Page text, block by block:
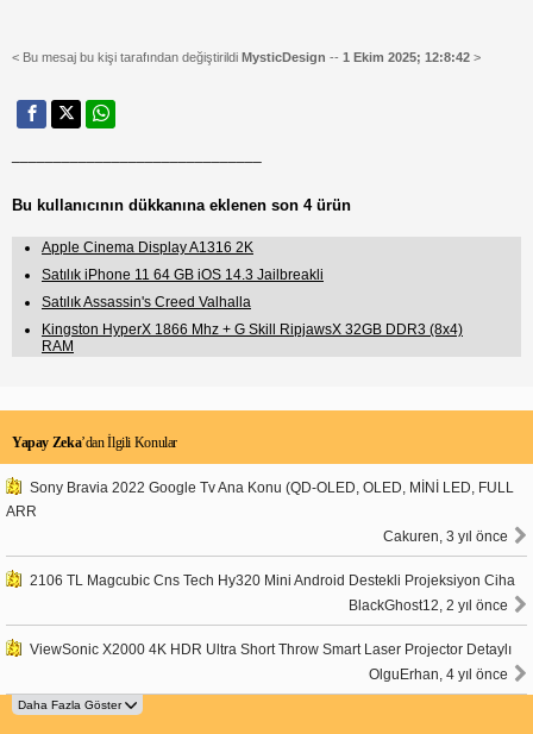
< Bu mesaj bu kişi tarafından değiştirildi MysticDesign -- 1 Ekim 2025; 12:8:42 >
Bu kullanıcının dükkanına eklenen son 4 ürün
Apple Cinema Display A1316 2K
Satılık iPhone 11 64 GB iOS 14.3 Jailbreakli
Satılık Assassin's Creed Valhalla
Kingston HyperX 1866 Mhz + G Skill RipjawsX 32GB DDR3 (8x4)
RAM
Yapay Zeka’dan İlgili Konular
Sony Bravia 2022 Google Tv Ana Konu (QD-OLED, OLED, MİNİ LED, FULL
ARR
Cakuren, 3 yıl önce
2106 TL Magcubic Cns Tech Hy320 Mini Android Destekli Projeksiyon Ciha
BlackGhost12, 2 yıl önce
ViewSonic X2000 4K HDR Ultra Short Throw Smart Laser Projector Detaylı
OlguErhan, 4 yıl önce